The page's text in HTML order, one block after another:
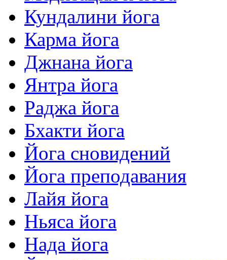
Кундалини йога
Карма йога
Джнана йога
Янтра йога
Раджа йога
Бхакти йога
Йога сновидений
Йога преподавания
Лайя йога
Ньяса йога
Нада йога